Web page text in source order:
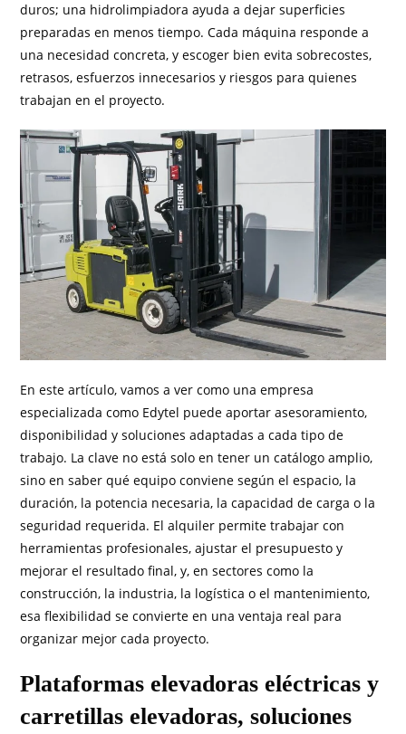
duros; una hidrolimpiadora ayuda a dejar superficies
preparadas en menos tiempo. Cada máquina responde a
una necesidad concreta, y escoger bien evita sobrecostes,
retrasos, esfuerzos innecesarios y riesgos para quienes
trabajan en el proyecto.
En este artículo, vamos a ver como una empresa
especializada como Edytel puede aportar asesoramiento,
disponibilidad y soluciones adaptadas a cada tipo de
trabajo. La clave no está solo en tener un catálogo amplio,
sino en saber qué equipo conviene según el espacio, la
duración, la potencia necesaria, la capacidad de carga o la
seguridad requerida. El alquiler permite trabajar con
herramientas profesionales, ajustar el presupuesto y
mejorar el resultado final, y, en sectores como la
construcción, la industria, la logística o el mantenimiento,
esa flexibilidad se convierte en una ventaja real para
organizar mejor cada proyecto.
Plataformas elevadoras eléctricas y
carretillas elevadoras, soluciones